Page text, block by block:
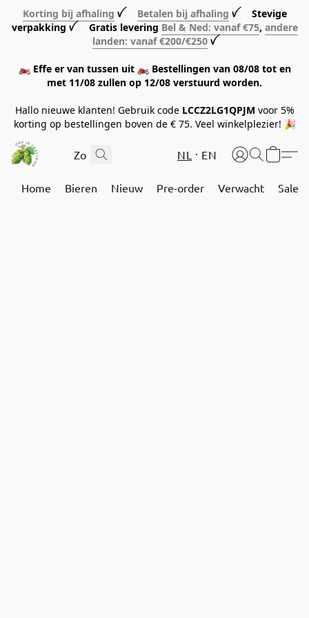
Korting bij afhaling ꪜ Betalen bij afhaling ꪜ Stevige
verpakking ꪜ Gratis levering Bel & Ned: vanaf €75, andere
landen: vanaf €200/€250 ꪜ
🏍️ Effe er van tussen uit 🏍️ Bestellingen van 08/08 tot en
met 11/08 zullen op 12/08 verstuurd worden.
Hallo nieuwe klanten! Gebruik code LCCZ2LG1QPJM voor 5%
korting op bestellingen boven de € 75. Veel winkelplezier! 🎉
NL EN
Home Bieren Nieuw Pre-order Verwacht Sale